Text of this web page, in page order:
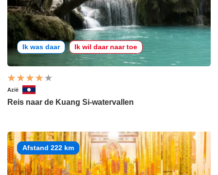
Ik was daar Ik wil daar naar toe
Azië
Reis naar de Kuang Si-watervallen
Afstand 222 km